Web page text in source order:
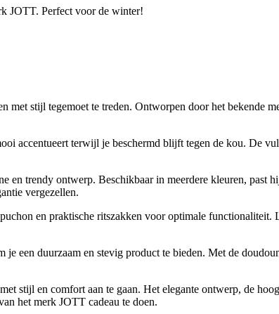
JOTT. Perfect voor de winter!
met stijl tegemoet te treden. Ontworpen door het bekende
accentueert terwijl je beschermd blijft tegen de kou. De
trendy ontwerp. Beschikbaar in meerdere kleuren, past
vergezellen.
en praktische ritszakken voor optimale
een duurzaam en stevig product te bieden. Met de
stijl en comfort aan te gaan. Het elegante ontwerp, de
het merk JOTT cadeau te doen.